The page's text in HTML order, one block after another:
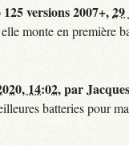
versions 2007+,29
monte en première
14:02,parJacques
batteries pour